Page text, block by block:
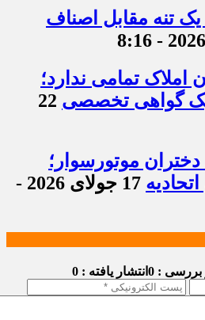
تنه مقابل اصناف
تمامی ندارد؛
گواهی تخصصی 22
دختران موتورسوار؛
17 جولای 2026 -
بررسی : 0 انتشار یافته : 0